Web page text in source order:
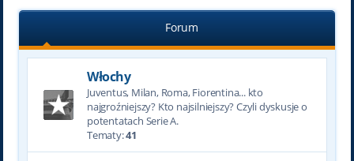
Forum
Włochy
Juventus, Milan, Roma, Fiorentina... kto
najgroźniejszy? Kto najsilniejszy? Czyli dyskusje o
potentatach Serie A.
Tematy:41